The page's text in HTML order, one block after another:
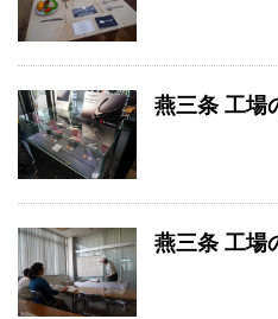
燕三条 工場
燕三条 工場